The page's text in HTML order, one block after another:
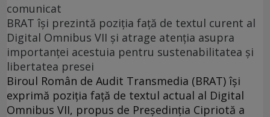
comunicat
BRAT își prezintă poziția față de textul curent al
Digital Omnibus VII și atrage atenția asupra
importanței acestuia pentru sustenabilitatea și
libertatea presei
Biroul Român de Audit Transmedia (BRAT) își
exprimă poziția față de textul actual al Digital
Omnibus VII, propus de Președinția Cipriotă a